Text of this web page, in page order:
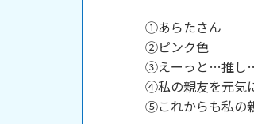
①あらたさん
②ピンク色
③えーっと…推し…
④私の親友を元気